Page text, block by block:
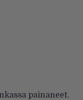
painaneet.